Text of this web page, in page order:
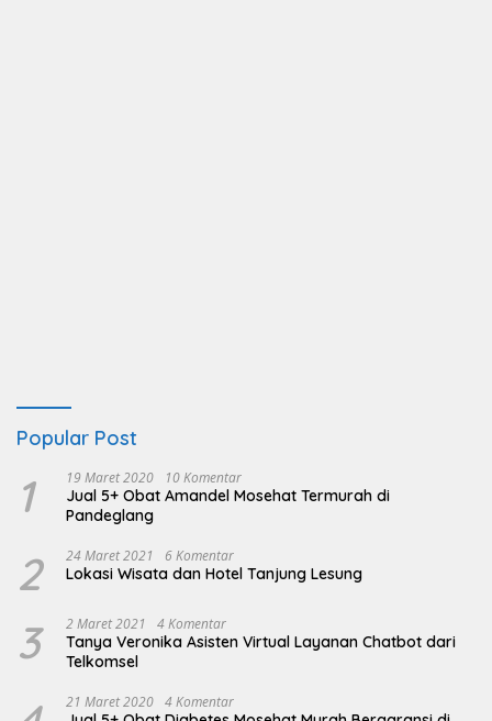
Popular Post
1 19 Maret 2020 10 Komentar
Jual 5+ Obat Amandel Mosehat Termurah di
Pandeglang
2 24 Maret 2021 6 Komentar
Lokasi Wisata dan Hotel Tanjung Lesung
3 2 Maret 2021 4 Komentar
Tanya Veronika Asisten Virtual Layanan Chatbot dari
Telkomsel
21 Maret 2020 4 Komentar